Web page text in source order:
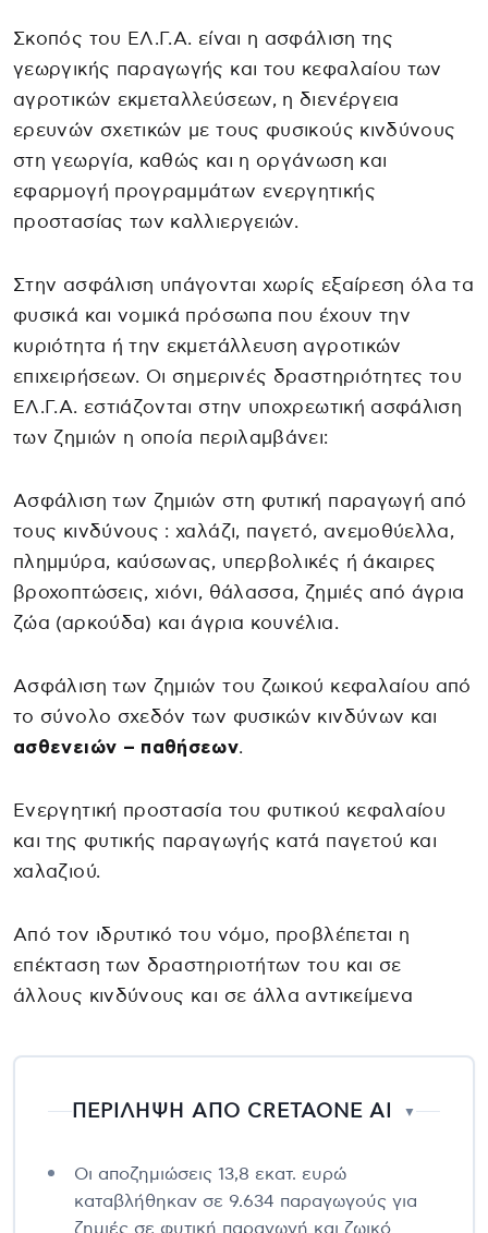
Σκοπός του ΕΛ.Γ.Α. είναι η ασφάλιση της
γεωργικής παραγωγής και του κεφαλαίου των
αγροτικών εκμεταλλεύσεων, η διενέργεια
ερευνών σχετικών με τους φυσικούς κινδύνους
στη γεωργία, καθώς και η οργάνωση και
εφαρμογή προγραμμάτων ενεργητικής
προστασίας των καλλιεργειών.
Στην ασφάλιση υπάγονται χωρίς εξαίρεση όλα τα
φυσικά και νομικά πρόσωπα που έχουν την
κυριότητα ή την εκμετάλλευση αγροτικών
επιχειρήσεων. Οι σημερινές δραστηριότητες του
ΕΛ.Γ.Α. εστιάζονται στην υποχρεωτική ασφάλιση
των ζημιών η οποία περιλαμβάνει:
Ασφάλιση των ζημιών στη φυτική παραγωγή από
τους κινδύνους : χαλάζι, παγετό, ανεμοθύελλα,
πλημμύρα, καύσωνας, υπερβολικές ή άκαιρες
βροχοπτώσεις, χιόνι, θάλασσα, ζημιές από άγρια
ζώα (αρκούδα) και άγρια κουνέλια.
Ασφάλιση των ζημιών του ζωικού κεφαλαίου από
το σύνολο σχεδόν των φυσικών κινδύνων και
ασθενειών – παθήσεων.
Ενεργητική προστασία του φυτικού κεφαλαίου
και της φυτικής παραγωγής κατά παγετού και
χαλαζιού.
Από τον ιδρυτικό του νόμο, προβλέπεται η
επέκταση των δραστηριοτήτων του και σε
άλλους κινδύνους και σε άλλα αντικείμενα
ΠΕΡΙΛΗΨΗ ΑΠΟ CRETAONE AI ▼
Οι αποζημιώσεις 13,8 εκατ. ευρώ
καταβλήθηκαν σε 9.634 παραγωγούς για
ζημιές σε φυτική παραγωγή και ζωικό